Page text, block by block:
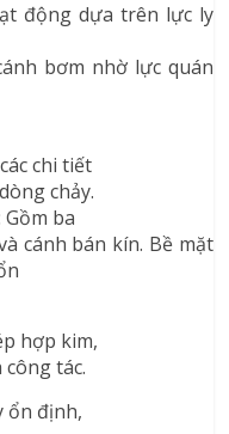
động dựa trên lực ly
bơm nhờ lực quán
chi tiết
chảy.
ba
cánh bán kín. Bề mặt
hợp kim,
tác.
ổn định,